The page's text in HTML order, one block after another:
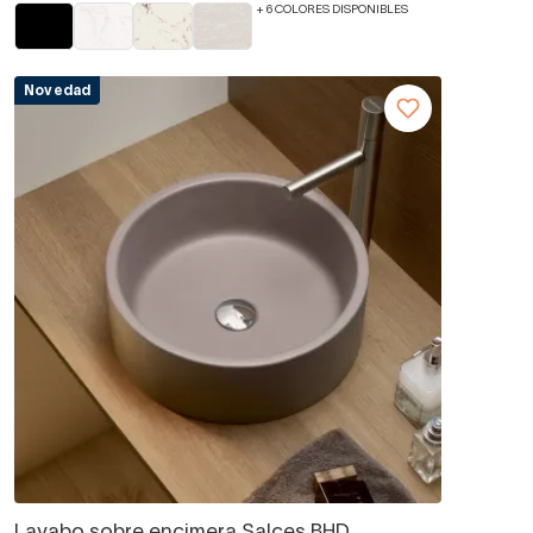
+ 6 COLORES DISPONIBLES
Novedad